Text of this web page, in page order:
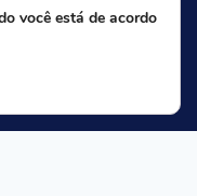
você está de acordo